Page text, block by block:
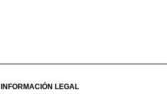
INFORMACIÓN LEGAL